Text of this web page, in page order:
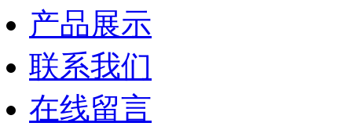
产品展示
联系我们
在线留言